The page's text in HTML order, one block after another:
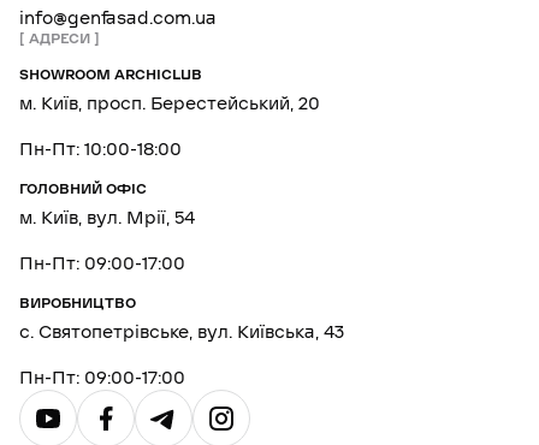
info@genfasad.com.ua
АДРЕСИ
SHOWROOM ARCHICLUB
м. Київ, просп. Берестейський, 20
Пн-Пт: 10:00-18:00
ГОЛОВНИЙ ОФІС
м. Київ, вул. Мрії, 54
Пн-Пт: 09:00-17:00
ВИРОБНИЦТВО
с. Святопетрівське, вул. Київська, 43
Пн-Пт: 09:00-17:00